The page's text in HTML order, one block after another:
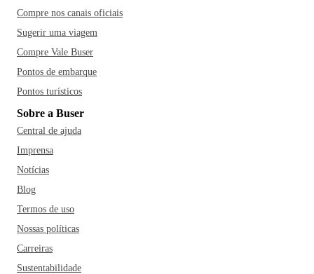
Compre nos canais oficiais
Sugerir uma viagem
Compre Vale Buser
Pontos de embarque
Pontos turísticos
Sobre a Buser
Central de ajuda
Imprensa
Notícias
Blog
Termos de uso
Nossas políticas
Carreiras
Sustentabilidade